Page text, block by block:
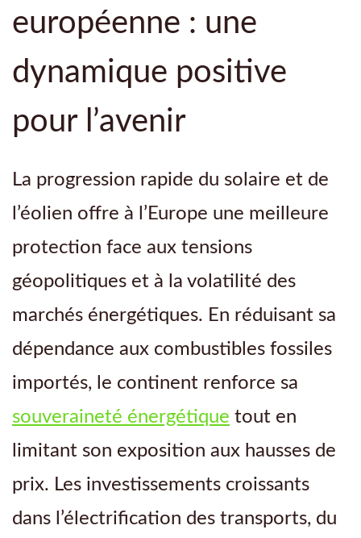
européenne : une
dynamique positive
pour l’avenir
La progression rapide du solaire et de
l’éolien offre à l’Europe une meilleure
protection face aux tensions
géopolitiques et à la volatilité des
marchés énergétiques. En réduisant sa
dépendance aux combustibles fossiles
importés, le continent renforce sa
souveraineté énergétique tout en
limitant son exposition aux hausses de
prix. Les investissements croissants
dans l’électrification des transports, du